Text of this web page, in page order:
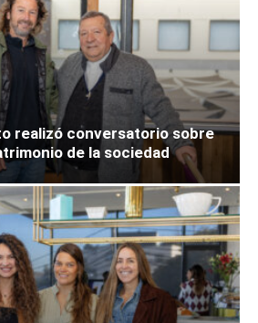
realizó conversatorio sobre
de la sociedad